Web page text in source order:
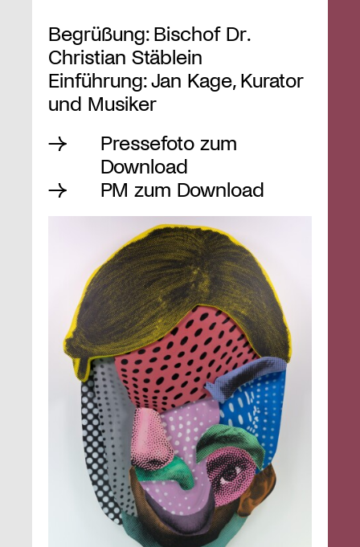
Begrüßung: Bischof Dr.
Christian Stäblein
Einführung: Jan Kage, Kurator
und Musiker
Pressefoto zum
Download
PM zum Download